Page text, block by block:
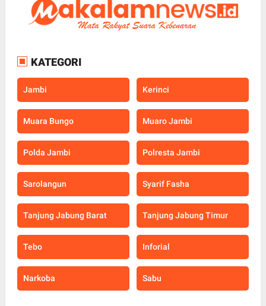
KATEGORI
Jambi Kerinci
Muara Bungo Muaro Jambi
Polda Jambi Polresta Jambi
Sarolangun Syarif Fasha
Tanjung Jabung Barat Tanjung Jabung Timur
Tebo Inforial
Narkoba Sabu